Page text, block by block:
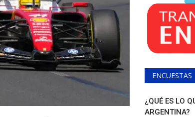
ENCUESTAS
¿QUÉ ES LO
ARGENTINA?